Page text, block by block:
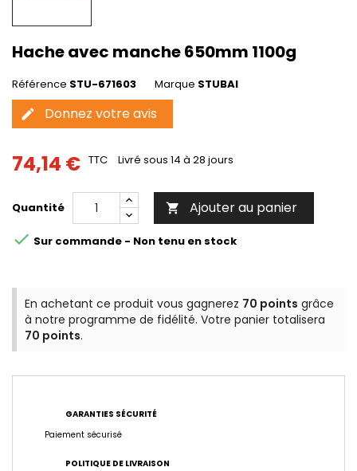
Hache avec manche 650mm 1100g
Référence STU-671603 Marque STUBAI
edit Donnez votre avis
74,14 € TTC Livré sous 14 à 28 jours
Quantité  Ajouter au panier
 Sur commande - Non tenu en stock
En achetant ce produit vous gagnerez 70 points grâce
à notre programme de fidélité. Votre panier totalisera
70 points.
GARANTIES SÉCURITÉ
Paiement sécurisé
POLITIQUE DE LIVRAISON